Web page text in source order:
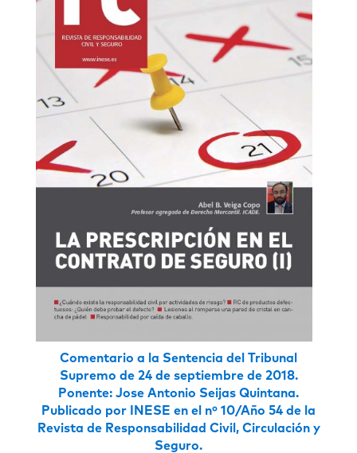
Comentario a la Sentencia del Tribunal
Supremo de 24 de septiembre de 2018.
Ponente: Jose Antonio Seijas Quintana.
Publicado por INESE en el nº 10/Año 54 de la
Revista de Responsabilidad Civil, Circulación y
Seguro.